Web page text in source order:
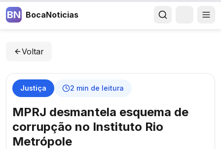
BN BocaNoticias
Voltar
Justiça 2 min de leitura
MPRJ desmantela esquema de
corrupção no Instituto Rio
Metrópole